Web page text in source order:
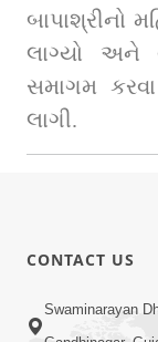
બાપાશ્રીનો
લાગ્યો અને
સમાગમ
લાગી.
CONTACT US
Swaminarayan